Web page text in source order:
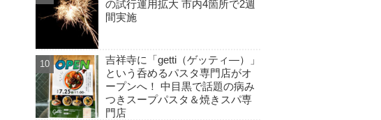
の試行運用拡大 市内4箇所で2週
間実施
吉祥寺に「getti（ゲッティ―）」
という呑めるパスタ専門店がオ
ープンへ！ 中目黒で話題の病み
つきスープパスタ＆焼きスパ専
門店